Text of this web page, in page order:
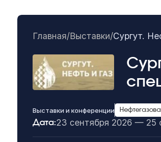
Главная/Выставки/Сургут.
Выставки и конференции
Дата:23 сентября 2026 — 25